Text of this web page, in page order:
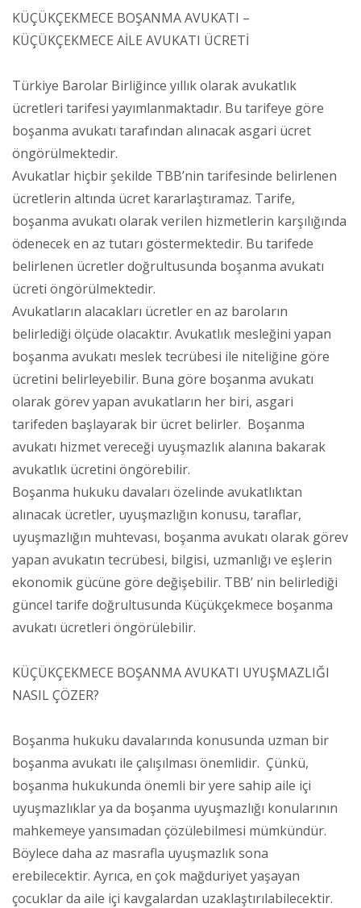
KÜÇÜKÇEKMECE BOŞANMA AVUKATI –
KÜÇÜKÇEKMECE AİLE AVUKATI ÜCRETİ
Türkiye Barolar Birliğince yıllık olarak avukatlık
ücretleri tarifesi yayımlanmaktadır. Bu tarifeye göre
boşanma avukatı tarafından alınacak asgari ücret
öngörülmektedir.
Avukatlar hiçbir şekilde TBB’nin tarifesinde belirlenen
ücretlerin altında ücret kararlaştıramaz. Tarife,
boşanma avukatı olarak verilen hizmetlerin karşılığında
ödenecek en az tutarı göstermektedir. Bu tarifede
belirlenen ücretler doğrultusunda boşanma avukatı
ücreti öngörülmektedir.
Avukatların alacakları ücretler en az baroların
belirlediği ölçüde olacaktır. Avukatlık mesleğini yapan
boşanma avukatı meslek tecrübesi ile niteliğine göre
ücretini belirleyebilir. Buna göre boşanma avukatı
olarak görev yapan avukatların her biri, asgari
tarifeden başlayarak bir ücret belirler. Boşanma
avukatı hizmet vereceği uyuşmazlık alanına bakarak
avukatlık ücretini öngörebilir.
Boşanma hukuku davaları özelinde avukatlıktan
alınacak ücretler, uyuşmazlığın konusu, taraflar,
uyuşmazlığın muhtevası, boşanma avukatı olarak görev
yapan avukatın tecrübesi, bilgisi, uzmanlığı ve eşlerin
ekonomik gücüne göre değişebilir. TBB’ nin belirlediği
güncel tarife doğrultusunda Küçükçekmece boşanma
avukatı ücretleri öngörülebilir.
KÜÇÜKÇEKMECE BOŞANMA AVUKATI UYUŞMAZLIĞI
NASIL ÇÖZER?
Boşanma hukuku davalarında konusunda uzman bir
boşanma avukatı ile çalışılması önemlidir. Çünkü,
boşanma hukukunda önemli bir yere sahip aile içi
uyuşmazlıklar ya da boşanma uyuşmazlığı konularının
mahkemeye yansımadan çözülebilmesi mümkündür.
Böylece daha az masrafla uyuşmazlık sona
erebilecektir. Ayrıca, en çok mağduriyet yaşayan
çocuklar da aile içi kavgalardan uzaklaştırılabilecektir.